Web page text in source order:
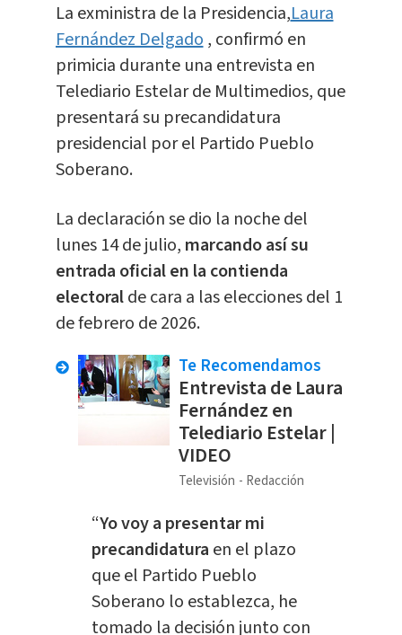
La exministra de la Presidencia,Laura
Fernández Delgado, confirmó en
primicia durante una entrevista en
Telediario Estelar de Multimedios, que
presentará su precandidatura
presidencial por el Partido Pueblo
Soberano.
La declaración se dio la noche del
lunes 14 de julio, marcando así su
entrada oficial en la contienda
electoralde cara a las elecciones del 1
de febrero de 2026.
Te Recomendamos
Entrevista de Laura
Fernández en
Telediario Estelar |
VIDEO
Televisión Redacción
“Yo voy a presentar mi
precandidatura en el plazo
que el Partido Pueblo
Soberano lo establezca, he
tomado la decisión junto con